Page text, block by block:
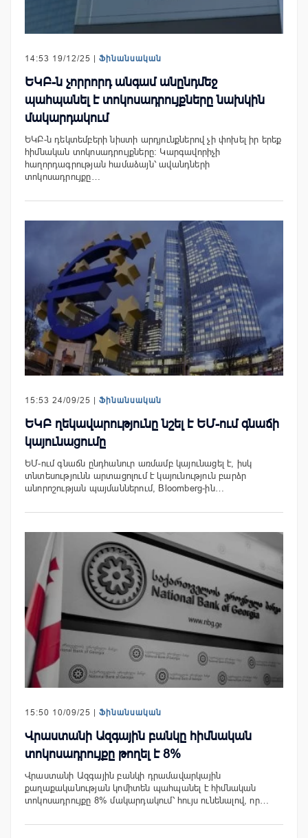
14:53 19/12/25 | Ֆինանսական
ԵԿԲ-ն չորրորդ անգամ անընդմեջ
պահպանել է տոկոսադրույքները նախկին
մակարդակում
ԵԿԲ-ն դեկտեմբերի նիստի արդյունքներով չի փոխել իր երեք
հիմնական տոկոսադրույքները։ Կարգավորիչի
հաղորդագրության համաձայն՝ ավանդների
տոկոսադրույքը…
15:53 24/09/25 | Ֆինանսական
ԵԿԲ ղեկավարությունը նշել է ԵՄ-ում գնաճի
կայունացումը
ԵՄ-ում գնաճն ընդհանուր առմամբ կայունացել է, իսկ
տնտեսությունն արտացոլում է կայունություն բարձր
անորոշության պայմաններում, Bloomberg-ին…
15:50 10/09/25 | Ֆինանսական
Վրաստանի Ազգային բանկը հիմնական
տոկոսադրույքը թողել է 8%
Վրաստանի Ազգային բանկի դրամավարկային
քաղաքականության կոմիտեն պահպանել է հիմնական
տոկոսադրույքը 8% մակարդակում՝ հույս ունենալով, որ…